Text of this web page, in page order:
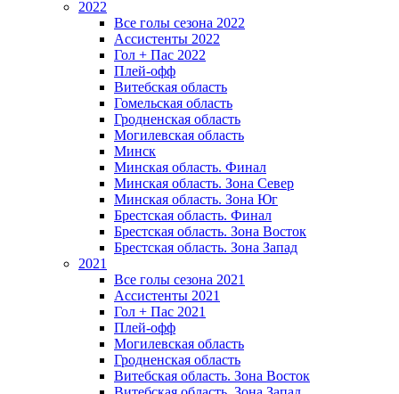
2022
Все голы сезона 2022
Ассистенты 2022
Гол + Пас 2022
Плей-офф
Витебская область
Гомельская область
Гродненская область
Могилевская область
Минск
Mинская область. Финал
Минская область. Зона Север
Минская область. Зона Юг
Брестская область. Финал
Брестская область. Зона Восток
Брестская область. Зона Запад
2021
Все голы сезона 2021
Ассистенты 2021
Гол + Пас 2021
Плей-офф
Могилевская область
Гродненская область
Витебская область. Зона Восток